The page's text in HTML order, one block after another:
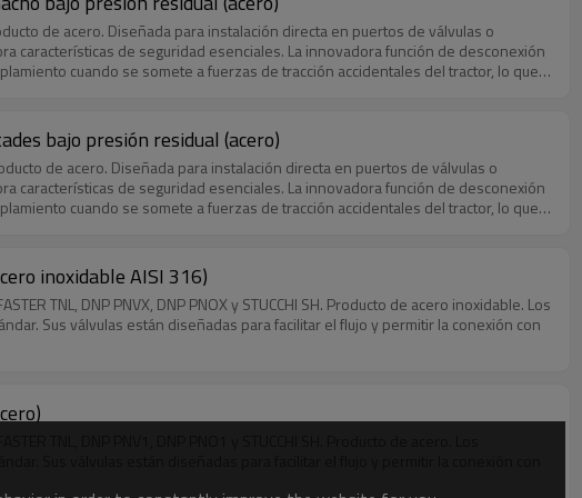
de acero. Diseñada para instalación directa en puertos de válvulas o
características de seguridad esenciales. La innovadora función de desconexión
cuando se somete a fuerzas de tracción accidentales del tractor, lo que
bajo presión residual (acero)
de acero. Diseñada para instalación directa en puertos de válvulas o
características de seguridad esenciales. La innovadora función de desconexión
cuando se somete a fuerzas de tracción accidentales del tractor, lo que
inoxidable AISI 316)
TNL, DNP PNVX, DNP PNOX y STUCCHI SH. Producto de acero inoxidable. Los
Sus válvulas están diseñadas para facilitar el flujo y permitir la conexión con
Sus válvulas están diseñadas para facilitar el flujo y permitir la conexión con